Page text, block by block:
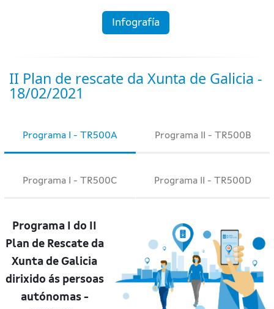
Infografía
II Plan de rescate da Xunta de Galicia -
18/02/2021
Programa I - TR500A Programa II - TR500B
Programa I - TR500C Programa II - TR500D
Programa I do II
Plan de Rescate da
Xunta de Galicia
dirixido ás persoas
autónomas -